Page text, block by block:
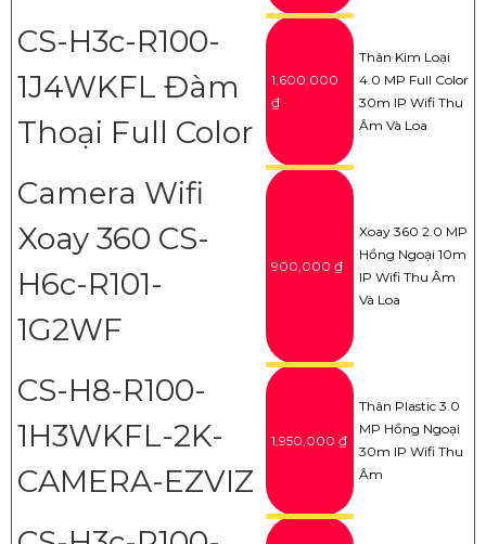
CS-H3c-R100-
1J4WKFL Đàm
Thoại Full Color
1,600,000
₫
Thân Kim Loại
4.0 MP Full Color
30m IP Wifi Thu
Âm Và Loa
Camera Wifi
Xoay 360 CS-
H6c-R101-
1G2WF
900,000 ₫
Xoay 360 2.0 MP
Hồng Ngoại 10m
IP Wifi Thu Âm
Và Loa
CS-H8-R100-
1H3WKFL-2K-
CAMERA-EZVIZ
1,950,000 ₫
Thân Plastic 3.0
MP Hồng Ngoại
30m IP Wifi Thu
Âm